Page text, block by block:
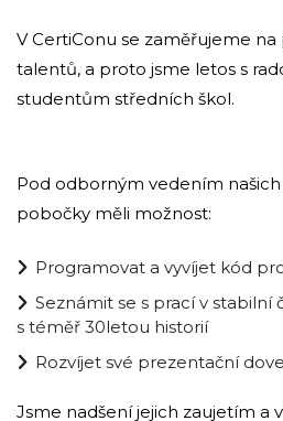
V CertiConu se zaměřujeme
talentů, a proto jsme letos s
studentům středních škol.
Pod odborným vedením
pobočky měli možnost:
Programovat a vyvíjet kód
Seznámit se s prací v stabilní
s téměř 30letou historií
Rozvíjet své prezentační
Jsme nadšení jejich zaujetím a